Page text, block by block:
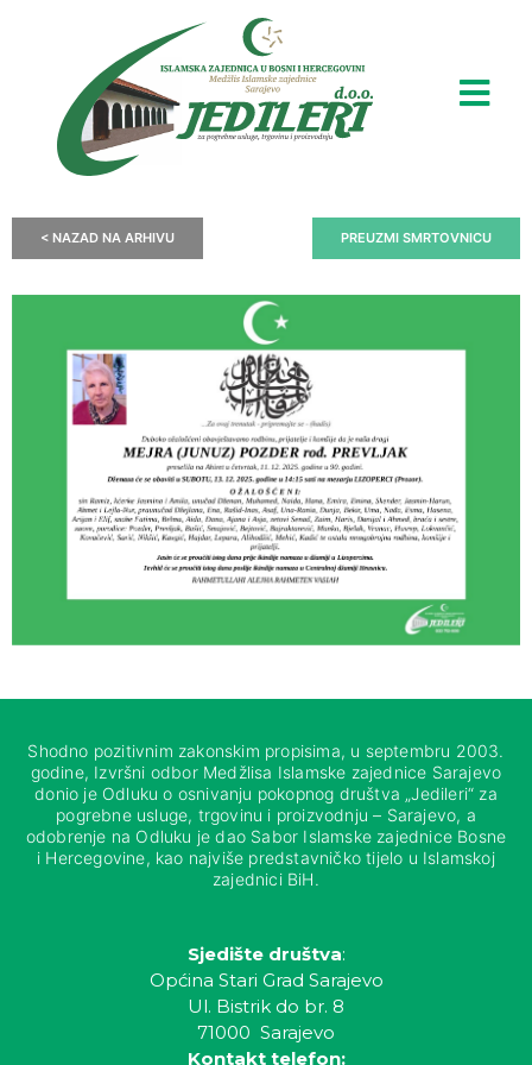
< NAZAD NA ARHIVU PREUZMI SMRTOVNICU
Shodno pozitivnim zakonskim propisima, u septembru 2003.
godine, Izvršni odbor Medžlisa Islamske zajednice Sarajevo
donio je Odluku o osnivanju pokopnog društva „Jedileri“ za
pogrebne usluge, trgovinu i proizvodnju – Sarajevo, a
odobrenje na Odluku je dao Sabor Islamske zajednice Bosne
i Hercegovine, kao najviše predstavničko tijelo u Islamskoj
zajednici BiH.
Sjedište društva:
Općina Stari Grad Sarajevo
Ul. Bistrik do br. 8
71000 Sarajevo
Kontakt telefon: